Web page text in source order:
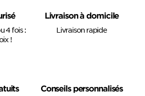
4 fois :
!
Livraison à domicile
Livraison rapide
Conseils personnalisés